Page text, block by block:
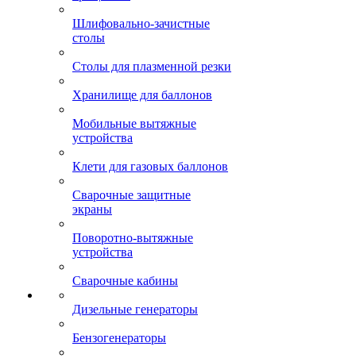
Шлифовально-зачистные
столы
Столы для плазменной резки
Хранилище для баллонов
Мобильные вытяжные
устройства
Клети для газовых баллонов
Сварочные защитные
экраны
Поворотно-вытяжные
устройства
Сварочные кабины
Дизельные генераторы
Бензогенераторы